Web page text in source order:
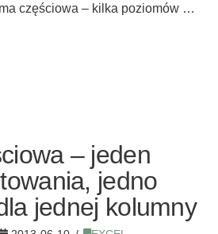
częściowa – kilka poziomów …
– jeden
jedno
jednej kolumny